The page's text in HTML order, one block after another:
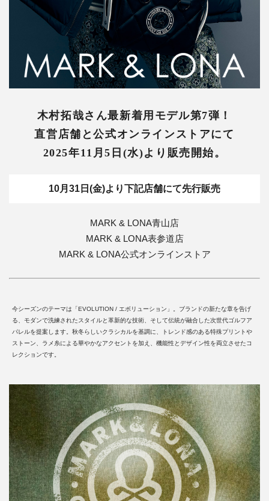
木村拓哉さん最新着用モデル第7弾！
直営店舗と公式オンラインストアにて
2025年11月5日(水)より販売開始。
10月31日(金)より下記店舗にて先行販売
MARK & LONA青山店
MARK & LONA表参道店
MARK & LONA公式オンラインストア
今シーズンのテーマは「EVOLUTION / エボリューション」。ブランドの新たな章を告げ
る、モダンで洗練されたスタイルと革新的な技術、そして伝統が融合した次世代ゴルフア
パレルを提案します。秋冬らしいクラシカルを基調に、トレンド感のある特殊プリントや
ストーン、ラメ糸による華やかなアクセントを加え、機能性とデザイン性を両立させたコ
レクションです。